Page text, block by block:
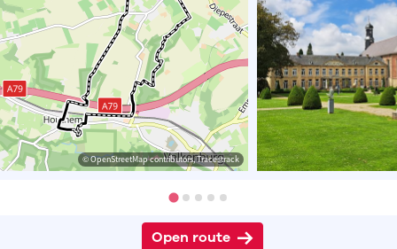
© OpenStreetMap contributors, Tracestrack
Open route